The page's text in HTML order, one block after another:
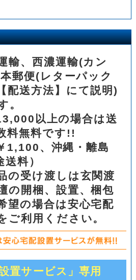
輸、西濃運輸(カン
郵便(レターパック
配送方法】にて説明)
。
以上の場合は送
料無料です!!
1,100、沖縄・離島
料）
の受け渡しは玄関渡
の開梱、設置、梱包
望の場合は安心宅配
ご利用ください。
置サービス」専用